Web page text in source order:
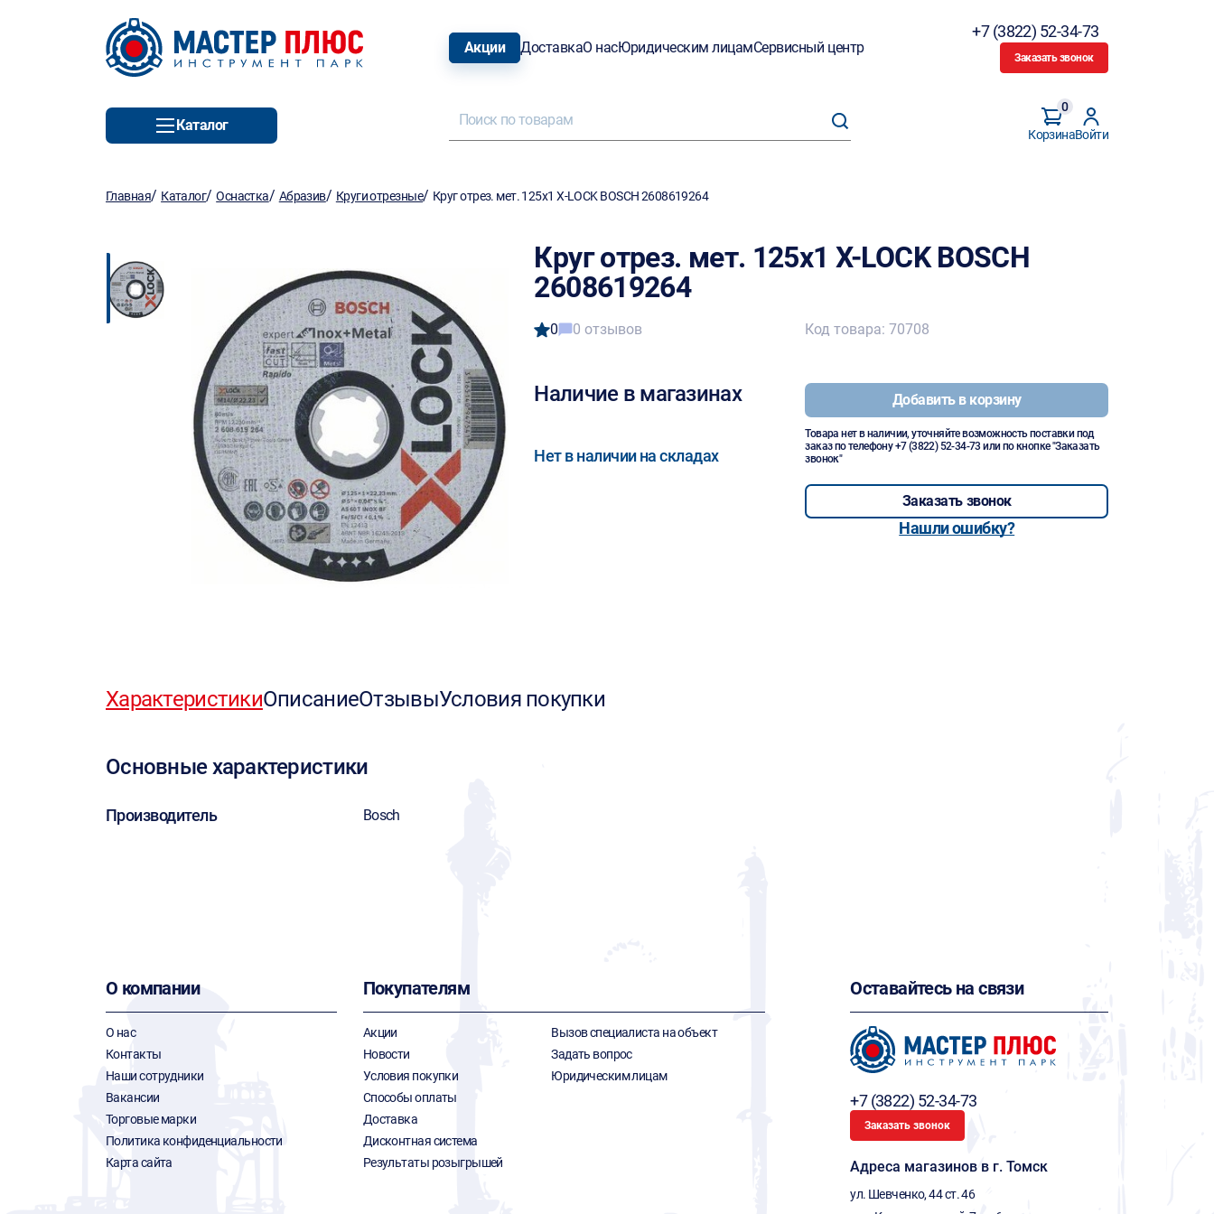
Акции ДоставкаО насЮридическим лицамСервисный центр
+7 (3822) 52-34-73
Заказать звонок
Каталог
Корзина
0
Войти
Главная/ Каталог/Оснастка/ Абразив/ Круги отрезные/ Круг отрез. мет. 125х1 X-LOCK BOSCH 2608619264
Круг отрез. мет. 125х1 X-LOCK BOSCH
2608619264
0 0 отзывов
Наличие в магазинах
Нет в наличии на складах
Код товара: 70708
Добавить в корзину
Товара нет в наличии, уточняйте возможность поставки под
заказ по телефону+7 (3822) 52-34-73 или по кнопке "Заказать
звонок"
Заказать звонок
Нашли ошибку?
ХарактеристикиОписаниеОтзывыУсловия покупки
Основные характеристики
Производитель Bosch
О компании
О нас
Контакты
Наши сотрудники
Вакансии
Торговые марки
Политика конфиденциальности
Карта сайта
Покупателям
Акции
Новости
Условия покупки
Способы оплаты
Доставка
Дисконтная система
Результаты розыгрышей
Вызов специалиста на объект
Задать вопрос
Юридическим лицам
Оставайтесь на связи
+7 (3822) 52-34-73
Заказать звонок
Адреса магазинов в г. Томск
ул. Шевченко, 44 ст. 46